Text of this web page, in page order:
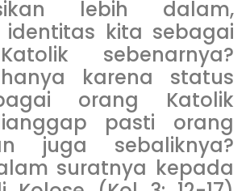
lebih dalam,
identitas kita sebagai
sebenarnya?
karena status
orang Katolik
pasti orang
juga sebaliknya?
suratnya kepada